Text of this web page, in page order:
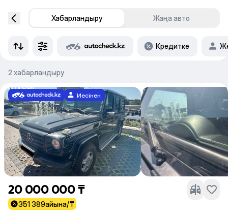
Хабарландыру Жаңа авто
Кредитке
2 хабарландыру
Иесінен
20 000 000 ₸
351 389айына/₸